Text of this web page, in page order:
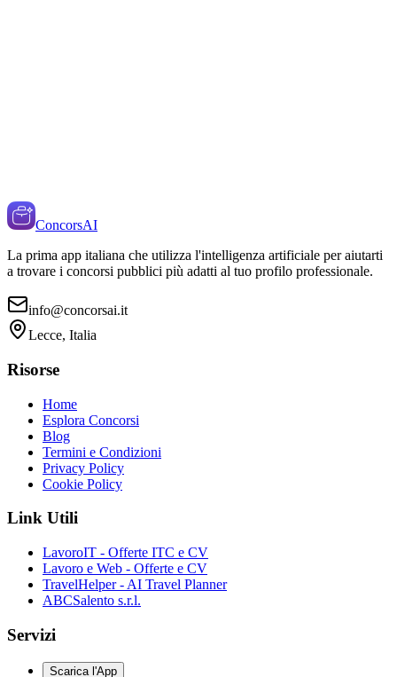
ConcorsAI
La prima app italiana che utilizza l'intelligenza artificiale per aiutarti
a trovare i concorsi pubblici più adatti al tuo profilo professionale.
info@concorsai.it
Lecce, Italia
Risorse
Home
Esplora Concorsi
Blog
Termini e Condizioni
Privacy Policy
Cookie Policy
Link Utili
LavoroIT - Offerte ITC e CV
Lavoro e Web - Offerte e CV
TravelHelper - AI Travel Planner
ABCSalento s.r.l.
Servizi
Scarica l'App